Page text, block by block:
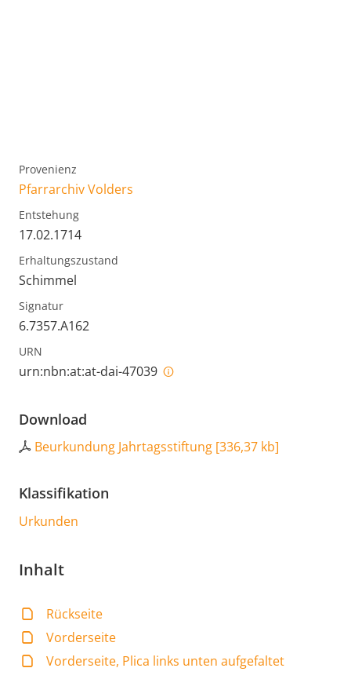
Provenienz
Pfarrarchiv Volders
Entstehung
17.02.1714
Erhaltungszustand
Schimmel
Signatur
6.7357.A162
URN
urn:nbn:at:at-dai-47039
Download
Beurkundung Jahrtagsstiftung [336,37 kb]
Klassifikation
Urkunden
Inhalt
Rückseite
Vorderseite
Vorderseite, Plica links unten aufgefaltet